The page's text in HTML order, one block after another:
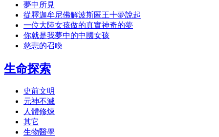
夢中所見
從釋迦牟尼佛解波斯匿王十夢說起
一位大陸女孩做的真實神奇的夢
你就是我夢中的中國女孩
慈悲的召喚
生命探索
史前文明
元神不滅
人體修煉
其它
生物醫學